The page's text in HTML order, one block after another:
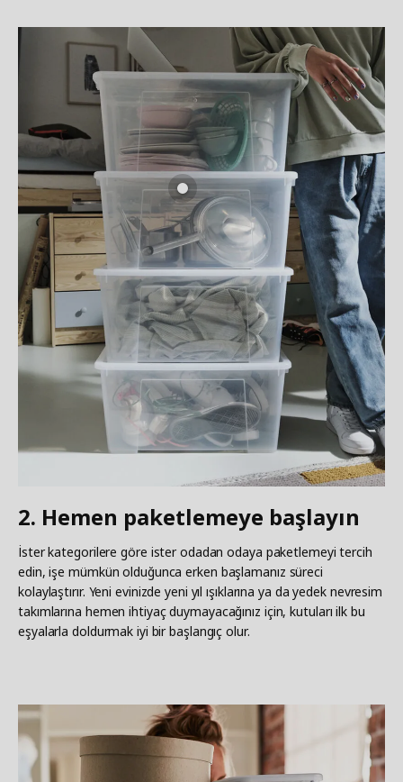
2. Hemen paketlemeye başlayın
İster kategorilere göre ister odadan odaya paketlemeyi tercih
edin, işe mümkün olduğunca erken başlamanız süreci
kolaylaştırır. Yeni evinizde yeni yıl ışıklarına ya da yedek nevresim
takımlarına hemen ihtiyaç duymayacağınız için, kutuları ilk bu
eşyalarla doldurmak iyi bir başlangıç olur.